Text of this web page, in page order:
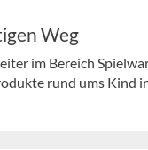
Weg
im Bereich
rund ums Kind